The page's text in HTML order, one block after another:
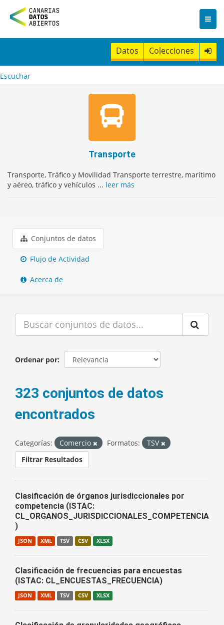
n
t
Datos Colecciones
Escuchar
Transporte
Transporte, Tráfico y Movilidad Transporte terrestre, marítimo
y aéreo, tráfico y vehículos ... leer más
Conjuntos de datos
Flujo de Actividad
Acerca de
Ordenar por
323 conjuntos de datos
encontrados
Categorías: Comercio Formatos:
TSV
Filtrar Resultados
Clasificación de órganos jurisdiccionales por
competencia (ISTAC:
CL_ORGANOS_JURISDICCIONALES_COMPETENCIA
)
JSON XML TSV CSV XLSX
Clasificación de frecuencias para encuestas
(ISTAC: CL_ENCUESTAS_FRECUENCIA)
JSON XML TSV CSV XLSX